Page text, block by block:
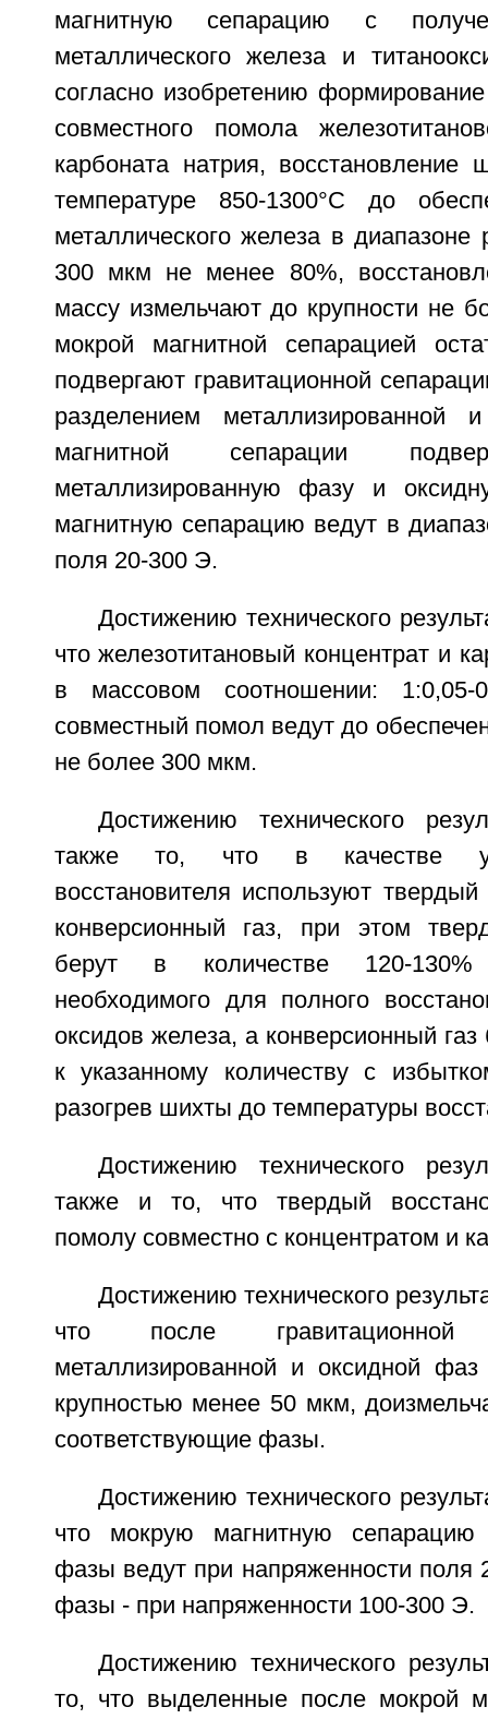
магнитную сепарацию с
металлического железа и
согласно изобретению
совместного помола
карбоната натрия, восстановление
температуре 850-1300°С до
металлического железа в диапазоне
300 мкм не менее 80%,
массу измельчают до крупности не
мокрой магнитной сепарацией
подвергают гравитационной
разделением
магнитной сепарации
металлизированную фазу и
магнитную сепарацию ведут в
поля 20-300 Э.
Достижению технического
что железотитановый концентрат и
в массовом соотношении:
совместный помол ведут до
не более 300 мкм.
Достижению технического
также то, что в качестве
восстановителя используют
конверсионный газ, при этом
берут в количестве 120-130%
необходимого для полного
оксидов железа, а конверсионный
к указанному количеству с
разогрев шихты до температуры
Достижению технического
также и то, что твердый
помолу совместно с концентратом и
Достижению технического
что после
металлизированной и оксидной
крупностью менее 50 мкм,
соответствующие фазы.
Достижению технического
что мокрую магнитную сепарацию
фазы ведут при напряженности поля
фазы - при напряженности 100-300 Э.
Достижению технического
то, что выделенные после мокрой